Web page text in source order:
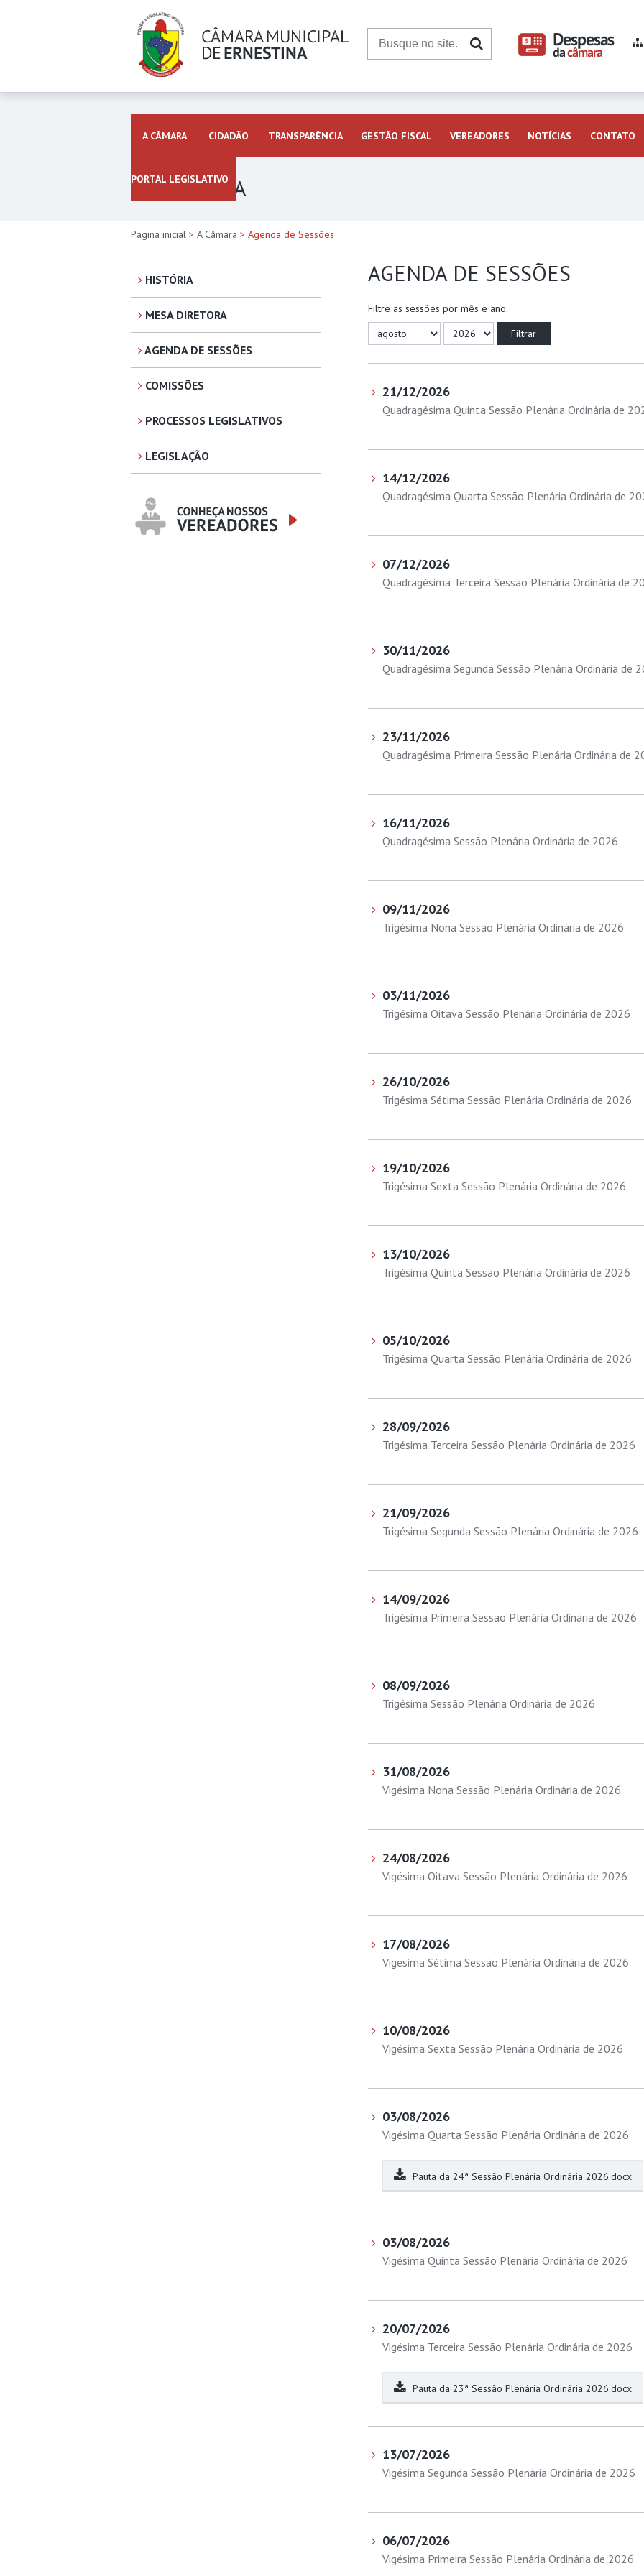
A CÂMARA CIDADÃO TRANSPARÊNCIA GESTÃO FISCAL VEREADORES NOTÍCIAS CONTATO
PORTAL LEGISLATIVO
A CÂMARA
Página inicial > A Câmara > Agenda de Sessões
HISTÓRIA
MESA DIRETORA
AGENDA DE SESSÕES
COMISSÕES
PROCESSOS LEGISLATIVOS
LEGISLAÇÃO
AGENDA DE SESSÕES
Filtre as sessões por mês e ano:
21/12/2026
Quadragésima Quinta Sessão Plenária Ordinária de
14/12/2026
Quadragésima Quarta Sessão Plenária Ordinária de
07/12/2026
Quadragésima Terceira Sessão Plenária Ordinária de
30/11/2026
Quadragésima Segunda Sessão Plenária Ordinária de
23/11/2026
Quadragésima Primeira Sessão Plenária Ordinária de
16/11/2026
Quadragésima Sessão Plenária Ordinária de 2026
09/11/2026
Trigésima Nona Sessão Plenária Ordinária de 2026
03/11/2026
Trigésima Oitava Sessão Plenária Ordinária de 2026
26/10/2026
Trigésima Sétima Sessão Plenária Ordinária de 2026
19/10/2026
Trigésima Sexta Sessão Plenária Ordinária de 2026
13/10/2026
Trigésima Quinta Sessão Plenária Ordinária de 2026
05/10/2026
Trigésima Quarta Sessão Plenária Ordinária de 2026
28/09/2026
Trigésima Terceira Sessão Plenária Ordinária de 2026
21/09/2026
Trigésima Segunda Sessão Plenária Ordinária de 2026
14/09/2026
Trigésima Primeira Sessão Plenária Ordinária de 2026
08/09/2026
Trigésima Sessão Plenária Ordinária de 2026
31/08/2026
Vigésima Nona Sessão Plenária Ordinária de 2026
24/08/2026
Vigésima Oitava Sessão Plenária Ordinária de 2026
17/08/2026
Vigésima Sétima Sessão Plenária Ordinária de 2026
10/08/2026
Vigésima Sexta Sessão Plenária Ordinária de 2026
03/08/2026
Vigésima Quarta Sessão Plenária Ordinária de 2026
Pauta da 24ª Sessão Plenária Ordinária 2026.docx
03/08/2026
Vigésima Quinta Sessão Plenária Ordinária de 2026
20/07/2026
Vigésima Terceira Sessão Plenária Ordinária de 2026
Pauta da 23ª Sessão Plenária Ordinária 2026.docx
13/07/2026
Vigésima Segunda Sessão Plenária Ordinária de 2026
06/07/2026
Vigésima Primeira Sessão Plenária Ordinária de 2026